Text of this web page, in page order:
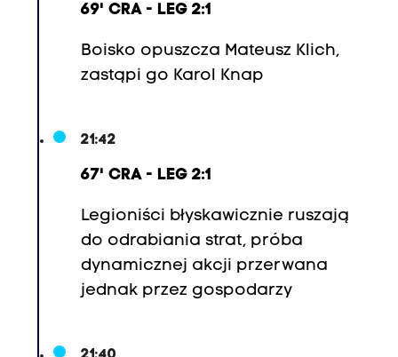
69' CRA - LEG 2:1
Boisko opuszcza Mateusz Klich,
zastąpi go Karol Knap
21:42
67' CRA - LEG 2:1
Legioniści błyskawicznie ruszają
do odrabiania strat, próba
dynamicznej akcji przerwana
jednak przez gospodarzy